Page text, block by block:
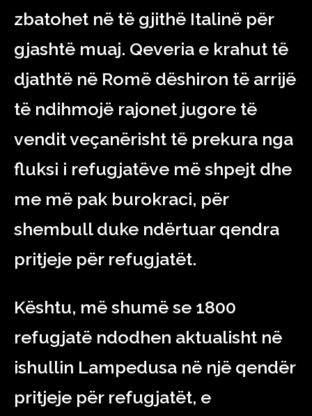
zbatohet në të gjithë Italinë për
gjashtë muaj. Qeveria e krahut të
djathtë në Romë dëshiron të arrijë
të ndihmojë rajonet jugore të
vendit veçanërisht të prekura nga
fluksi i refugjatëve më shpejt dhe
me më pak burokraci, për
shembull duke ndërtuar qendra
pritjeje për refugjatët.
Kështu, më shumë se 1800
refugjatë ndodhen aktualisht në
ishullin Lampedusa në një qendër
pritjeje për refugjatët, e